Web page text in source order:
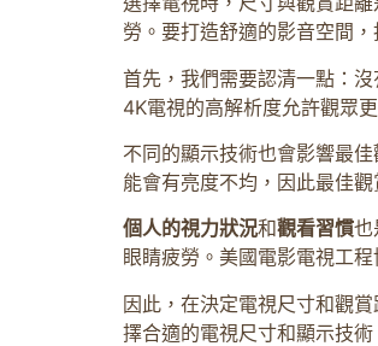
勞。要打造舒適的影音空間
首先，我們需要認清一點：
4K電視的高解析度允許觀眾
不同的顯示技術也會影響最
能會有亮度不均，因此最佳觀
個人的視力狀況和觀看習慣也
眼睛疲勞。美國電影電視工
因此，在決定電視尺寸和觀
擇合適的電視尺寸和顯示技